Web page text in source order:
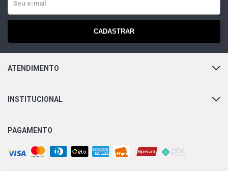
CADASTRAR
ATENDIMENTO
INSTITUCIONAL
PAGAMENTO